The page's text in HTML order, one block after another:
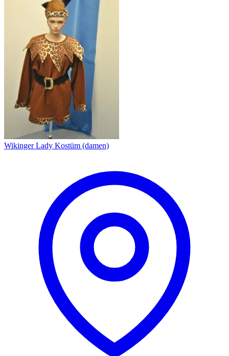
Wikinger Lady Kostüm (damen)